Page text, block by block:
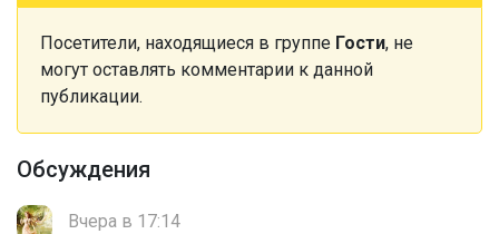
Посетители, находящиеся в группе Гости, не
могут оставлять комментарии к данной
публикации.
Обсуждения
Вчера в 17:14